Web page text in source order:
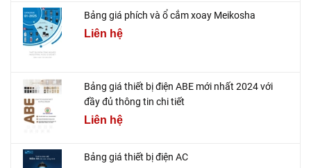
Bảng giá phích và ổ cắm xoay Meikosha
Liên hệ
Bảng giá thiết bị điện ABE mới nhất 2024 với
đầy đủ thông tin chi tiết
Liên hệ
Bảng giá thiết bị điện AC